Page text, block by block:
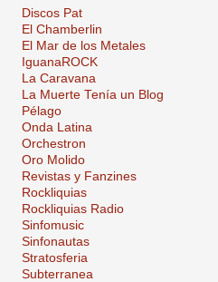
Discos Pat
El Chamberlin
El Mar de los Metales
IguanaROCK
La Caravana
La Muerte Tenía un Blog
Pélago
Onda Latina
Orchestron
Oro Molido
Revistas y Fanzines
Rockliquias
Rockliquias Radio
Sinfomusic
Sinfonautas
Stratosferia
Subterranea